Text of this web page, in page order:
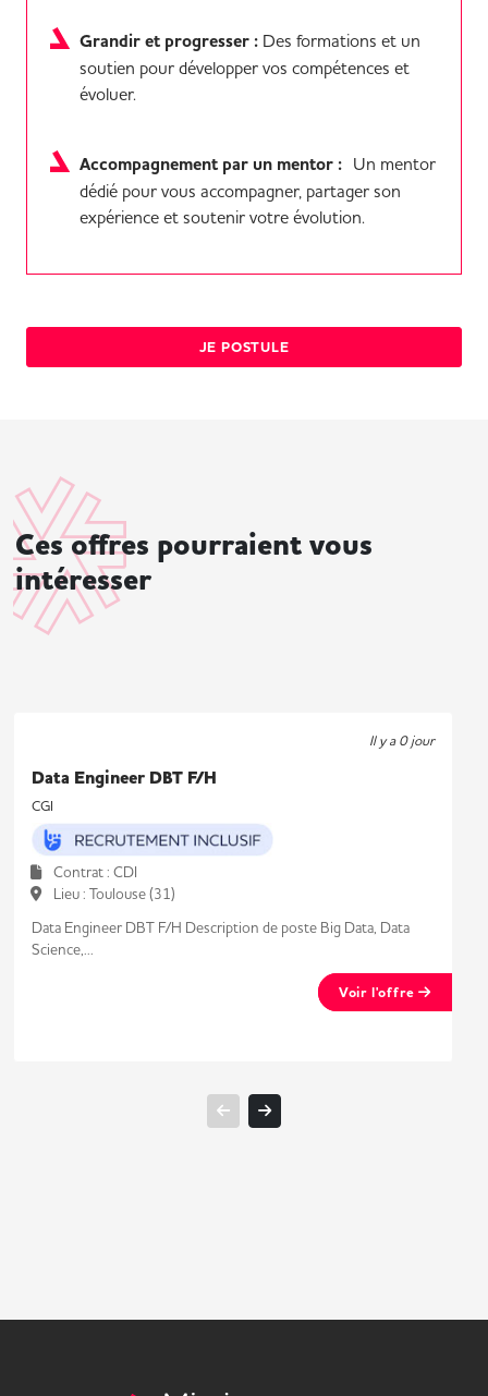
Grandir et progresser : Des formations et un
soutien pour développer vos compétences et
évoluer.
Accompagnement par un mentor : Un mentor
dédié pour vous accompagner, partager son
expérience et soutenir votre évolution.
JE POSTULE
Ces offres pourraient vous
intéresser
Il y a 0 jour
Data Engineer DBT F/H
CGI
Contrat : CDI
Lieu : Toulouse (31)
Data Engineer DBT F/H Description de poste Big Data, Data
Science,...
Voir l'offre